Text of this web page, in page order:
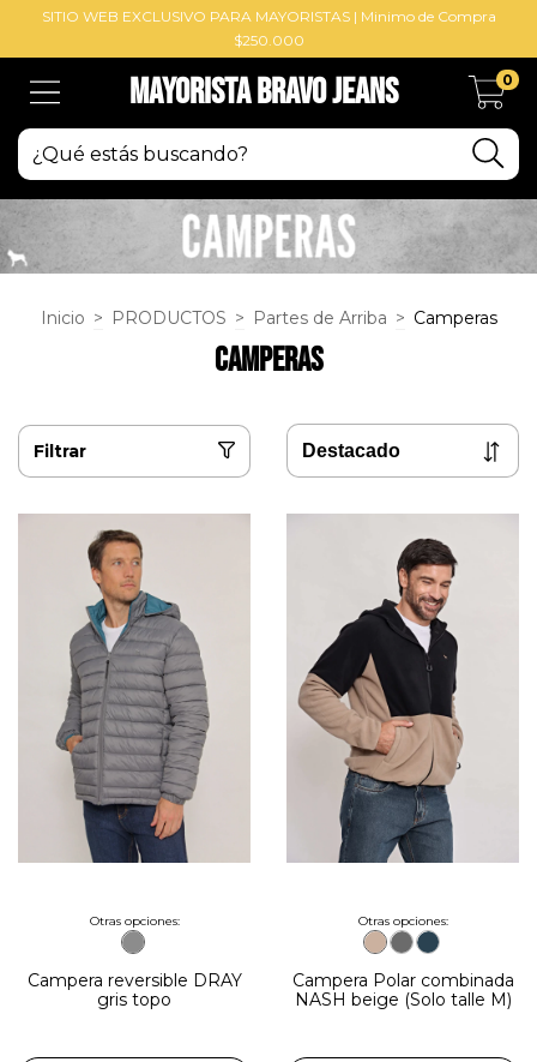
SITIO WEB EXCLUSIVO PARA MAYORISTAS | Minimo de Compra
$250.000
Mayorista BRAVO Jeans 0
Inicio > PRODUCTOS > Partes de Arriba > Camperas
Camperas
Filtrar
Otras opciones:
Campera reversible DRAY
gris topo
Otras opciones:
Campera Polar combinada
NASH beige (Solo talle M)